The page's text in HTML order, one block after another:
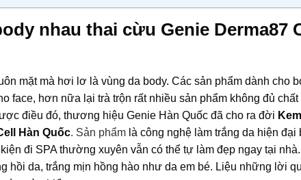
nhau thai cừu Genie Derma87
mặt mà hơi lơ là vùng da body. Các sản phẩm dành cho
face, hơn nữa lại trà trộn rất nhiều sản phẩm không đủ
điều đó, thương hiệu Genie Hàn Quốc đã cho ra đời
Hàn Quốc. Sản phẩm là công nghệ làm trắng da hiện đại
đi SPA thường xuyên vẫn có thể tự làm đẹp ngay tại
hồi da, trắng mịn hồng hào như da em bé. Liệu những lời